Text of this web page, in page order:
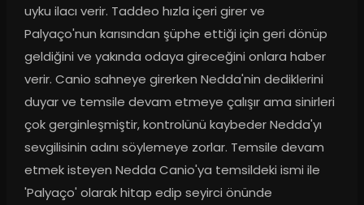
uyku ilacı verir. Taddeo hızla içeri girer ve
Palyaço'nun karısından şüphe ettiği için geri dönüp
geldiğini ve yakında odaya gireceğini onlara haber
verir. Canio sahneye girerken Nedda'nin dediklerini
duyar ve temsile devam etmeye çalışır ama sinirleri
çok gerginleşmiştir, kontrolünü kaybeder Nedda'yı
sevgilisinin adını söylemeye zorlar. Temsile devam
etmek isteyen Nedda Canio'ya temsildeki ismi ile
'Palyaço' olarak hitap edip seyirci önünde